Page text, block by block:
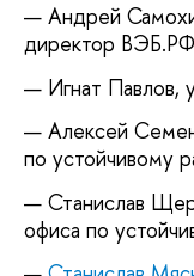
Андрей
директор ВЭБ.РФ
Игнат
Алексей
по устойчивому
Станислав
офиса по